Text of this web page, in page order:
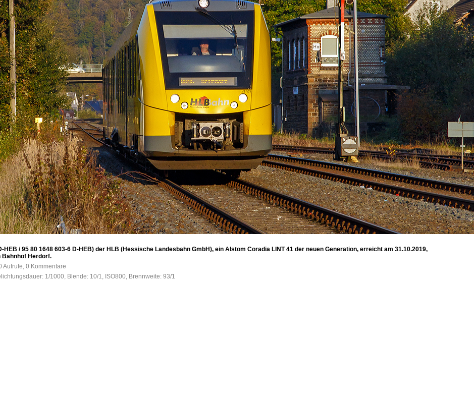
HEB / 95 80 1648 603-6 D-HEB) der HLB (Hessische Landesbahn GmbH), ein Alstom Coradia LINT 41 der neuen Generation, erreicht am 31.10.2019,
Bahnhof Herdorf.
Aufrufe, 0 Kommentare
1/1000, Blende: 10/1, ISO800, Brennweite: 93/1